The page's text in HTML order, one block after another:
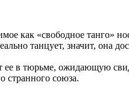
как «свободное танго»
танцует, значит, она
ее в тюрьме, ожидающую
странного союза.